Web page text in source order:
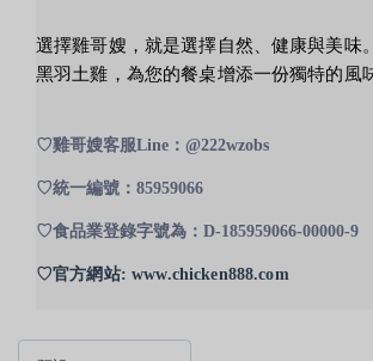
選擇雞哥嫂，就是選擇自然、健康與美味
黑羽土雞，為您的餐桌增添一份獨特的風
♡︎雞哥嫂客服Line：@222wzobs
♡︎統一編號：85959066
♡︎食品業登錄字號為： D-185959066-00000-9
♡︎官方網站: www.chicken888.com